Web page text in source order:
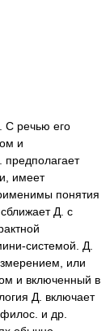
С речью его
и
предполагает
имеет
понятия
Д. с
системой. Д.
или
и включенный в
Д. включает
и др.